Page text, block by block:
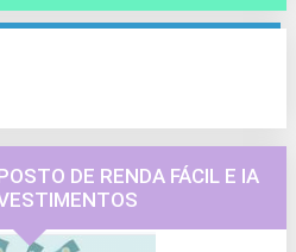
DE RENDA FÁCIL E IA